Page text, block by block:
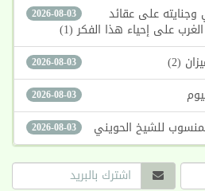
2026-08-03 وجنايته على عقائد
2026-08-03 (2)
2026-08-03
2026-08-03 للشيخ الحويني